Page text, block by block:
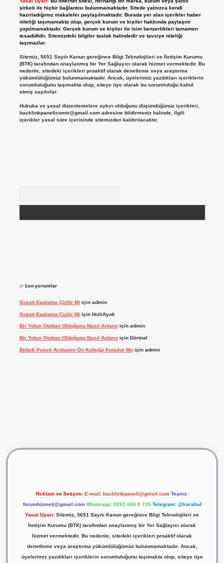
şirketi ile hiçbir bağlantısı bulunmamaktadır. Sitede yalnızca kendi
hazırladığımız makaleler paylaşılmaktadır. Burada yer alan içerikler haber
niteliği taşımamakta olup, gerçek kurum ve kişiler hakkında paylaşım
yapılmamaktadır. Gerçek kurum ve kişiler ile isim benzerlikleri tamamen
tesadüfidir. Sitemizdeki bilgiler taslak halindedir ve tavsiye niteliği
taşımazlar.
Sitemiz, 5651 Sayılı Kanun gereğince Bilgi Teknolojileri ve İletişim Kurumu
(BTK) tarafından onaylanmış bir Yer Sağlayıcı olarak hizmet vermektedir. Bu
nedenle, sitedeki içerikleri proaktif olarak denetleme veya araştırma
yükümlülüğümüz bulunmamaktadır. Ancak, üyelerimiz yazdıkları içeriklerin
sorumluluğunu taşımakta olup, siteye üye olarak bu sorumluluğu kabul
etmiş sayılırlar.
Hukuka ve yasal düzenlemelere aykırı olduğunu düşündüğünüz içerikleri,
backlinkpanelicomtr@gmail.comadresine bildirmeniz halinde, ilgili
içerikler yasal süre içerisinde sitemizden kaldırılacaktır.
Son yorumlar
Granit Kaplama Çizilir Mi için admin
Granit Kaplama Çizilir Mi için HızlıAyak
Bir Yolun Otoban Olduğunu Nasıl Anlarıziçin admin
Bir Yolun Otoban Olduğunu Nasıl Anlarıziçin Dörtnal
Bebek Puseti Arabanın Ön Koltuğa Konulur Muiçin admin
Reklam ve İletişim: E-mail: backlinkpaneli@gmail.com Teams:
forumhizmeti@gmail.com Whatsapp: 0262 606 0 726 Telegram: @karabul
Yasal Uyarı: Sitemiz, 5651 Sayılı Kanun gereğince Bilgi Teknolojileri ve
İletişim Kurumu (BTK) tarafından onaylanmış bir Yer Sağlayıcı olarak
hizmet vermektedir. Bu nedenle, sitedeki içerikleri proaktif olarak
denetleme veya araştırma yükümlülüğümüz bulunmamaktadır. Ancak,
üyelerimiz yazdıkları içeriklerin sorumluluğunu taşımakta olup, siteye üye